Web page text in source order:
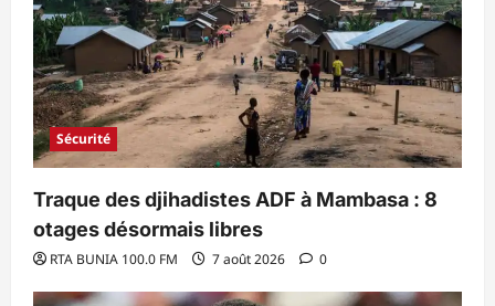
Sécurité
Traque des djihadistes ADF à Mambasa : 8
otages désormais libres
RTA BUNIA 100.0 FM 7 août 2026 0